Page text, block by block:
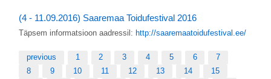
(4 - 11.09.2016) Saaremaa Toidufestival 2016
Täpsem informatsioon aadressil: http://saaremaatoidufestival.ee/
previous 1 2 3 4 5 6
7
8
9 10 11 12 13 14
15